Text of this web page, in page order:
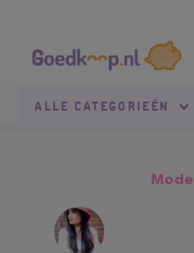
inhoud
ALLE CATEGORIEËN